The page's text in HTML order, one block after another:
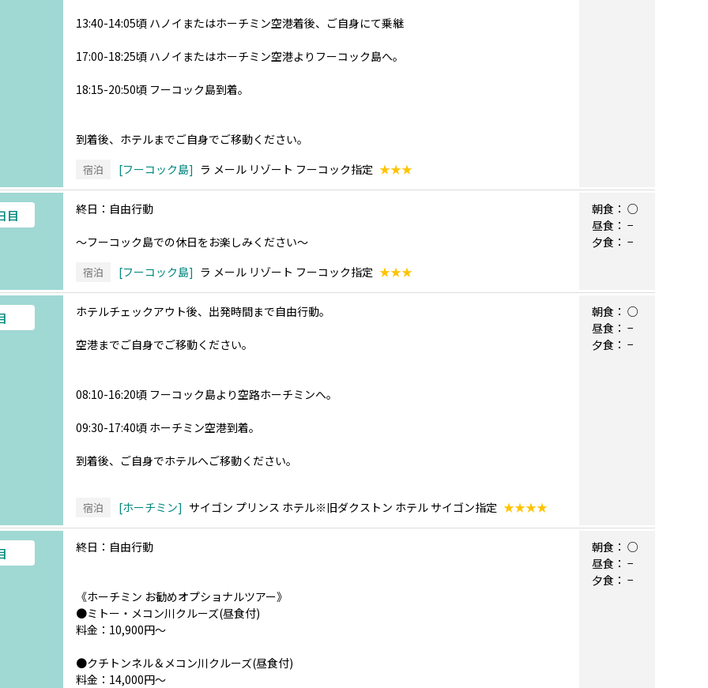
13:40-14:05頃 ハノイまたはホーチミン空港着後、ご自身にて乗継
17:00-18:25頃 ハノイまたはホーチミン空港よりフーコック島へ。
18:15-20:50頃 フーコック島到着。
到着後、ホテルまでご自身でご移動ください。
宿泊 フーコック島 ラ メール リゾート フーコック指定 ★★★
目 終日：自由行動
～フーコック島での休日をお楽しみください～
宿泊 フーコック島 ラ メール リゾート フーコック指定 ★★★
朝食： ○
昼食： −
夕食： −
ホテルチェックアウト後、出発時間まで自由行動。
空港までご自身でご移動ください。
08:10-16:20頃 フーコック島より空路ホーチミンへ。
09:30-17:40頃 ホーチミン空港到着。
到着後、ご自身でホテルへご移動ください。
宿泊 ホーチミン サイゴン プリンス ホテル※旧ダクストン ホテル サイゴン指定 ★★★★
朝食： ○
昼食： −
夕食： −
終日：自由行動
《ホーチミン お勧めオプショナルツアー》
●ミトー・メコン川クルーズ(昼食付)
料金：10,900円～
●クチトンネル＆メコン川クルーズ(昼食付)
料金：14,000円～
朝食： ○
昼食： −
夕食： −